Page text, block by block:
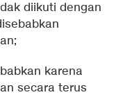
diikuti dengan
karena
secara terus